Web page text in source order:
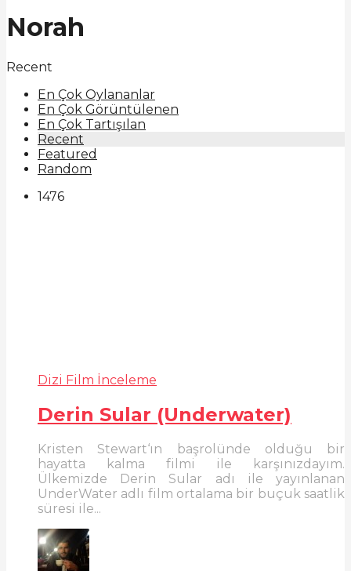
Norah
Recent
En Çok Oylananlar
En Çok Görüntülenen
En Çok Tartışılan
Recent
Featured
Random
1476
Dizi Film İnceleme
Derin Sular (Underwater)
Kristen Stewart‘ın başrolünde olduğu bir
hayatta kalma filmi ile karşınızdayım.
Ülkemizde Derin Sular adı ile yayınlanan
UnderWater adlı film ortalama bir buçuk saatlik
süresi ile...